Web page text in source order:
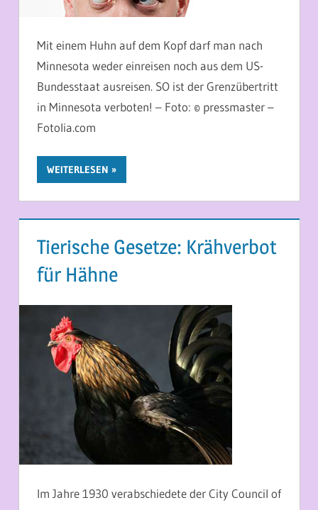
Mit einem Huhn auf dem Kopf darf man nach
Minnesota weder einreisen noch aus dem US-
Bundesstaat ausreisen. SO ist der Grenzübertritt
in Minnesota verboten! – Foto: © pressmaster –
Fotolia.com
WEITERLESEN
Tierische Gesetze: Krähverbot
für Hähne
2. MAI 2014
MARTINA BERG
Im Jahre 1930 verabschiedete der City Council of